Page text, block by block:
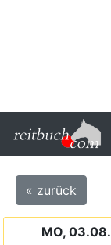
« zurück
MO, 03.08.